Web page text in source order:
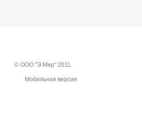
© ООО "Э.Мир" 2011
Мобильная версия